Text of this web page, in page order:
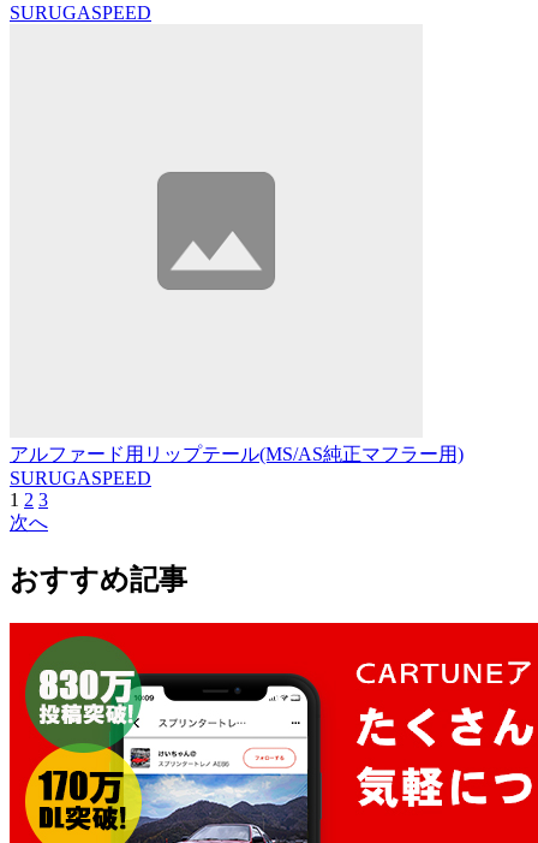
SURUGASPEED
アルファード用リップテール(MS/AS純正マフラー用)
SURUGASPEED
1 2 3
次へ
おすすめ記事